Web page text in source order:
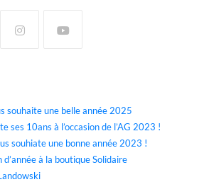
souhaite une belle année 2025
ses 10ans à l’occasion de l’AG 2023 !
souhiate une bonne année 2023 !
à la boutique Solidaire